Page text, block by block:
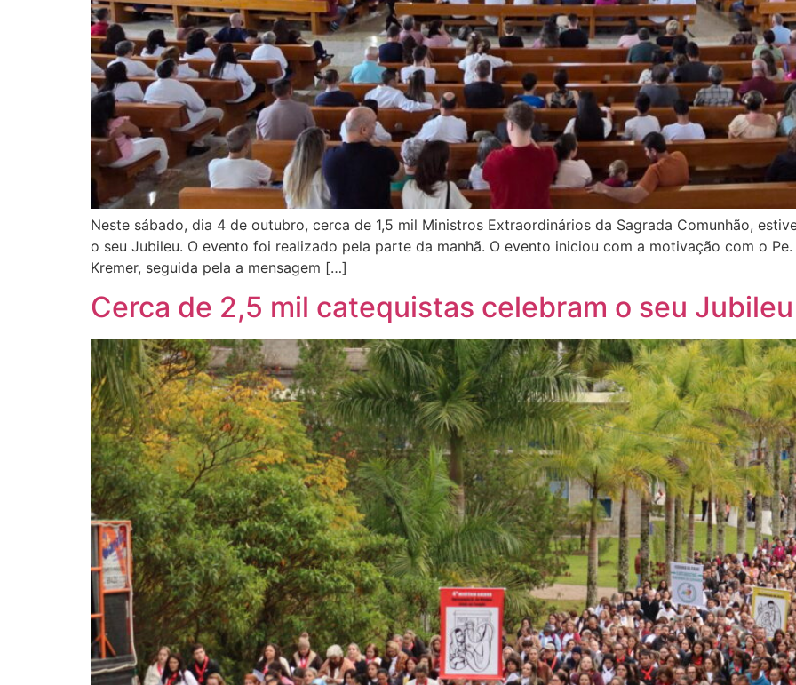
Neste sábado, dia 4 de outubro, cerca de 1,5 mil Ministros Extraordinários da Sagrada Comunhão,
o seu Jubileu. O evento foi realizado pela parte da manhã. O evento iniciou com a motivação com o
Kremer, seguida pela a mensagem […]
Cerca de 2,5 mil catequistas celebram o seu Jubileu